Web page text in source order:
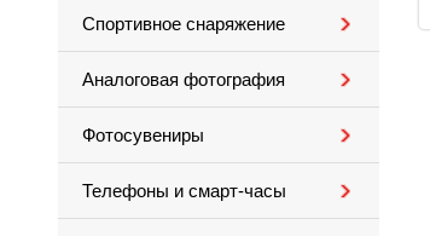
Спортивное снаряжение
Аналоговая фотография
Фотосувениры
Телефоны и смарт-часы